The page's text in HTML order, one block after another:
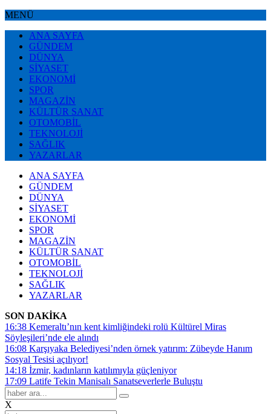
MENÜ
ANA SAYFA
GÜNDEM
DÜNYA
SİYASET
EKONOMİ
SPOR
MAGAZİN
KÜLTÜR SANAT
OTOMOBİL
TEKNOLOJİ
SAĞLIK
YAZARLAR
ANA SAYFA
GÜNDEM
DÜNYA
SİYASET
EKONOMİ
SPOR
MAGAZİN
KÜLTÜR SANAT
OTOMOBİL
TEKNOLOJİ
SAĞLIK
YAZARLAR
SON DAKİKA
16:38 Kemeraltı’nın kent kimliğindeki rolü Kültürel Miras
Söyleşileri’nde ele alındı
16:08 Karşıyaka Belediyesi’nden örnek yatırım: Zübeyde Hanım
Sosyal Tesisi açılıyor!
14:18 İzmir, kadınların katılımıyla güçleniyor
17:09 Latife Tekin Manisalı Sanatseverlerle Buluştu
X